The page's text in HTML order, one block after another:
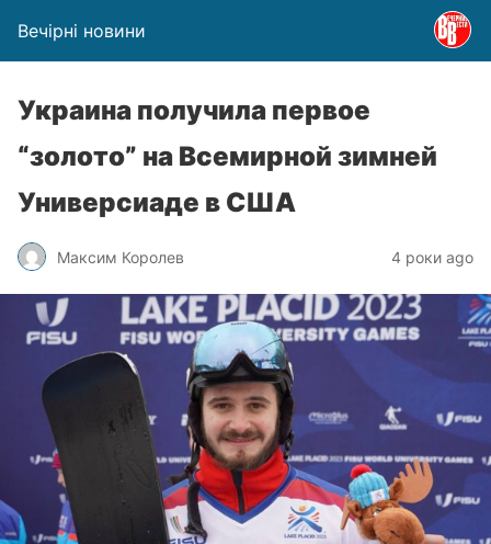
Вечірні новини
Украина получила первое
“золото” на Всемирной зимней
Универсиаде в США
Максим Королев 4 роки ago